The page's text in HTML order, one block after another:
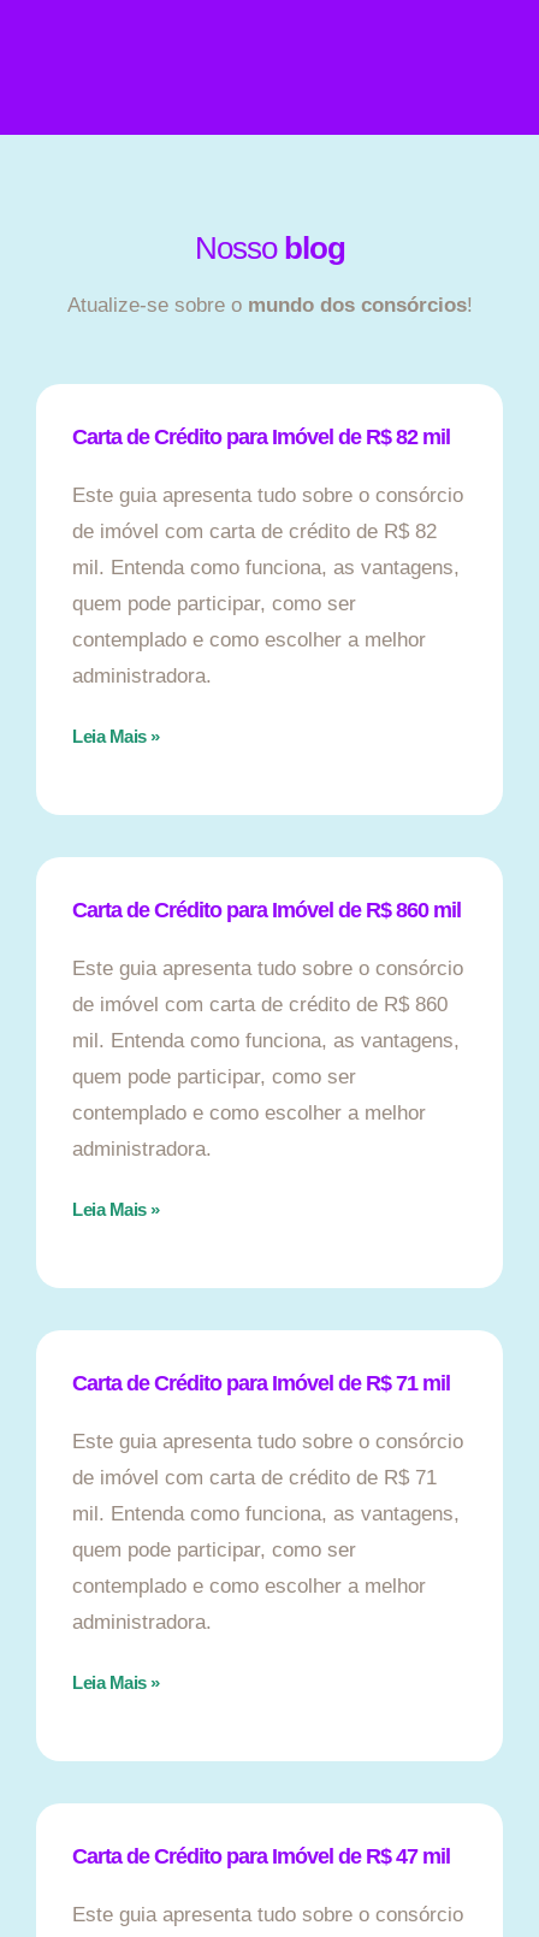
Nosso blog
Atualize-se sobre o mundo dos consórcios!
Carta de Crédito para Imóvel de R$ 82 mil
Este guia apresenta tudo sobre o consórcio
de imóvel com carta de crédito de R$ 82
mil. Entenda como funciona, as vantagens,
quem pode participar, como ser
contemplado e como escolher a melhor
administradora.
Leia Mais »
Carta de Crédito para Imóvel de R$ 860 mil
Este guia apresenta tudo sobre o consórcio
de imóvel com carta de crédito de R$ 860
mil. Entenda como funciona, as vantagens,
quem pode participar, como ser
contemplado e como escolher a melhor
administradora.
Leia Mais »
Carta de Crédito para Imóvel de R$ 71 mil
Este guia apresenta tudo sobre o consórcio
de imóvel com carta de crédito de R$ 71
mil. Entenda como funciona, as vantagens,
quem pode participar, como ser
contemplado e como escolher a melhor
administradora.
Leia Mais »
Carta de Crédito para Imóvel de R$ 47 mil
Este guia apresenta tudo sobre o consórcio